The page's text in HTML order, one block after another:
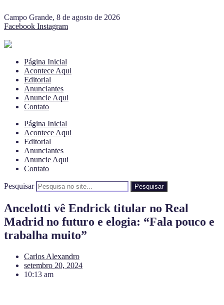
Campo Grande, 8 de agosto de 2026
Facebook Instagram
Página Inicial
Acontece Aqui
Editorial
Anunciantes
Anuncie Aqui
Contato
Página Inicial
Acontece Aqui
Editorial
Anunciantes
Anuncie Aqui
Contato
Pesquisar Pesquisar
Ancelotti vê Endrick titular no Real
Madrid no futuro e elogia: “Fala pouco e
trabalha muito”
Carlos Alexandro
setembro 20, 2024
10:13 am